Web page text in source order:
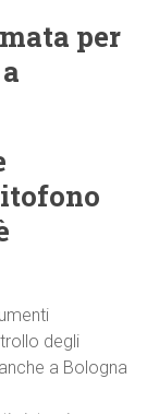
per
degli
a Bologna